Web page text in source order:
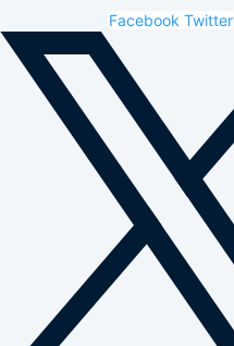
Facebook Twitter